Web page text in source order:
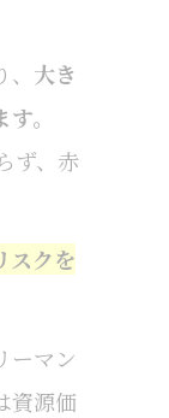
大き
。
ず、赤
スクを
ーマン
資源価